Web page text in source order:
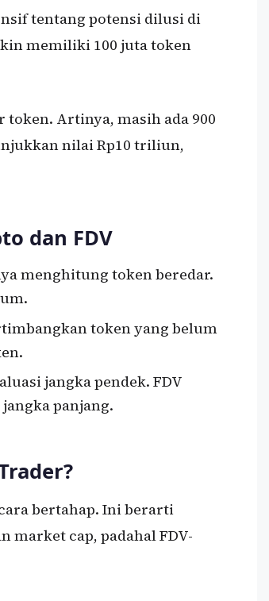
tentang potensi dilusi di
memiliki 100 juta token
Artinya, masih ada 900
nilai Rp10 triliun,
dan FDV
menghitung token beredar.
token yang belum
jangka pendek. FDV
panjang.
bertahap. Ini berarti
market cap, padahal FDV-